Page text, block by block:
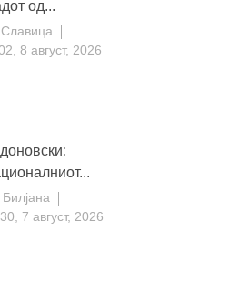
од...
Славица
8 август, 2026
7 август, 2026